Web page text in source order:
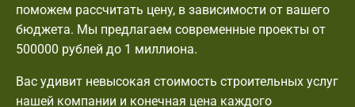
поможем рассчитать цену, в зависимости от вашего
бюджета. Мы предлагаем современные проекты от
500000 рублей до 1 миллиона.
Вас удивит невысокая стоимость строительных услуг
нашей компании и конечная цена каждого